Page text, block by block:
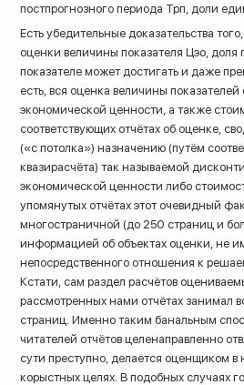
постпрогнозного периода Трп, доли
Есть убедительные доказательства
оценки величины показателя Цэо, доля
показателе может достигать и даже
есть, вся оценка величины
экономической ценности, а также
соответствующих отчётах об оценке,
(«с потолка») назначению (путём
квазирасчёта) так называемой
экономической ценности либо
упомянутых отчётах этот очевидный
многостраничной (до 250 страниц и
информацией об объектах оценки, не
непосредственного отношения к
Кстати, сам раздел расчётов
рассмотренных нами отчётах занимал
страниц. Именно таким банальным
читателей отчётов целенаправленно
сути преступно, делается оценщиком в
корыстных целях. В подобных случаях